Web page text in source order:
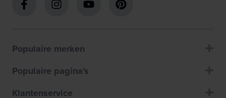
Populaire merken
Populaire pagina's
Klantenservice